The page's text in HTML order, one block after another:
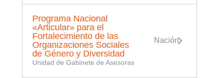
Programa Nacional
«Articular» para el
Fortalecimiento de las
Organizaciones Sociales
de Género y Diversidad
Unidad de Gabinete de Asesoras
Nación